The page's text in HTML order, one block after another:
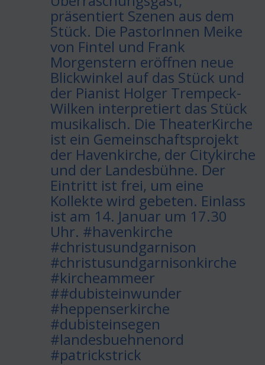
präsentiert Szenen aus dem
Stück. Die PastorInnen Meike
von Fintel und Frank
Morgenstern eröffnen neue
Blickwinkel auf das Stück und
der Pianist Holger Trempeck-
Wilken interpretiert das Stück
musikalisch. Die TheaterKirche
ist ein Gemeinschaftsprojekt
der Havenkirche, der Citykirche
und der Landesbühne. Der
Eintritt ist frei, um eine
Kollekte wird gebeten. Einlass
ist am 14. Januar um 17.30
Uhr. #havenkirche
#christusundgarnison
#christusundgarnisonkirche
#kircheammeer
##dubisteinwunder
#heppenserkirche
#dubisteinsegen
#landesbuehnenord
#patrickstrick